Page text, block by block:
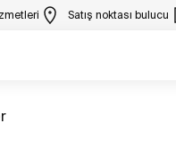
Satış noktası bulucu